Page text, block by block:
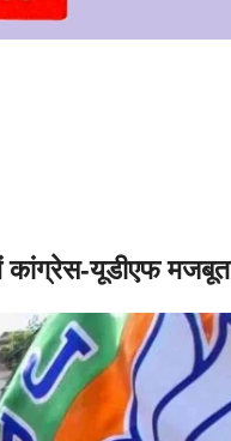
कांग्रेस-यूडीएफ मजबूत